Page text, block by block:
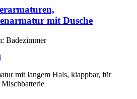
mit Dusche
Badezimmer